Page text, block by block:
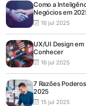
Como a
Negócios em
16 jul 2025
UX/UI Design
Conhecer
16 jul 2025
7 Razões
2025
15 jul 2025